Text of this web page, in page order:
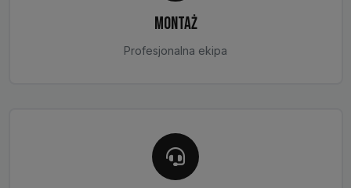
MONTAŻ
Profesjonalna ekipa